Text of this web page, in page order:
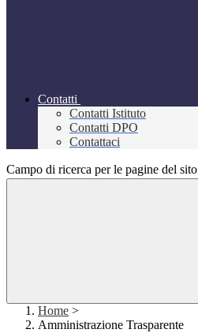
Contatti
Contatti Istituto
Contatti DPO
Contattaci
Campo di ricerca per le pagine del sito
Home >
Amministrazione Trasparente